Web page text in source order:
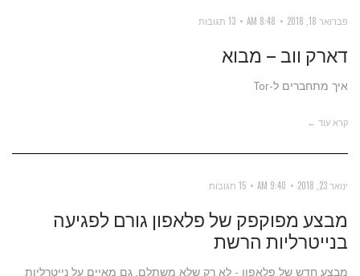
פברואר 18, 2018 8:48 AM 13 תגובות
דארק ווב – מבוא
איך מתחברים ל-Tor
קרא עוד ←
ינואר 23, 2018 9:40 AM 15 תגובות
מבצע מפוקפק של פלאפון גורם לפגיעה
בנייטרליות הרשת
מבצע חדש של פלאפון - לא רק שלא משתלם, גם מאיים על נייטרליות